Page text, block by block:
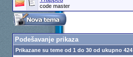
code master
Podešavanje prikaza
Prikazane su teme od 1 do 30 od ukupno 424